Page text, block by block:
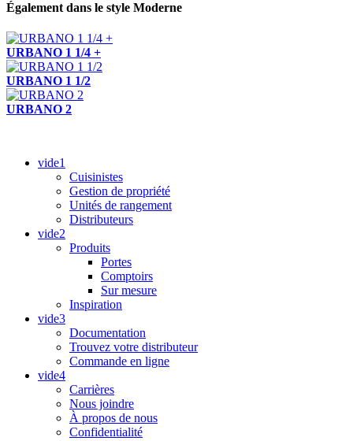
Également dans le style Moderne
URBANO 1 1/4 +
URBANO 1 1/2
URBANO 2
vide1
Cuisinistes
Gestion de propriété
Unités de rangement
Distributeurs
vide2
Produits
Portes
Comptoirs
Sur mesure
Inspiration
vide3
Documentation
Trouvez votre distributeur
Commande en ligne
vide4
Carrières
Nous joindre
À propos de nous
Confidentialité